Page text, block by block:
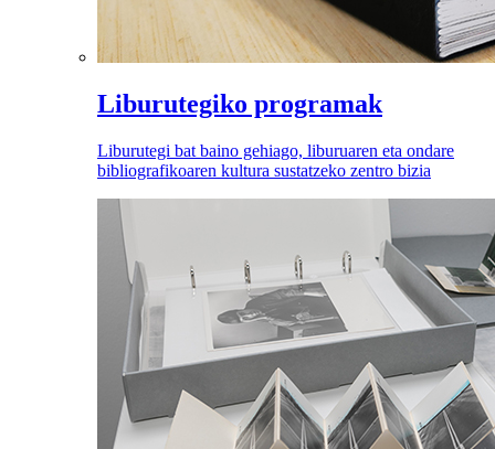
Liburutegiko programak
Liburutegi bat baino gehiago, liburuaren eta ondare
bibliografikoaren kultura sustatzeko zentro bizia